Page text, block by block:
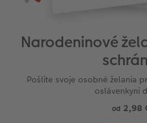
Narodeninové
Pošlite svoje osobné želania
oslávenkyni
od 2,98